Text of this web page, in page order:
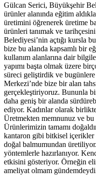
Gülcan Serici, Büyükşehir
ürünler alanında eğitim
üretimini öğrenerek üretime
ürünleri tanımak ve
Belediyesi’nin açtığı kursla
bize bu alanda kapsamlı bir
kullanım alanlarına dair
yapımı başta olmak üzere
süreci geliştirdik ve
Merkezi’nde bize bir alan
gerçekleştiriyoruz. Bununla
daha geniş bir alanda
ediyor. Kadınlar olarak
Üretmekten memnunuz ve bu
Ürünlerimizin tamamı
kantaron gibi bitkisel
doğal balmumundan
yöntemlerle hazırlanıyor.
etkisini gösteriyor. Örneğin
ameliyat olmam